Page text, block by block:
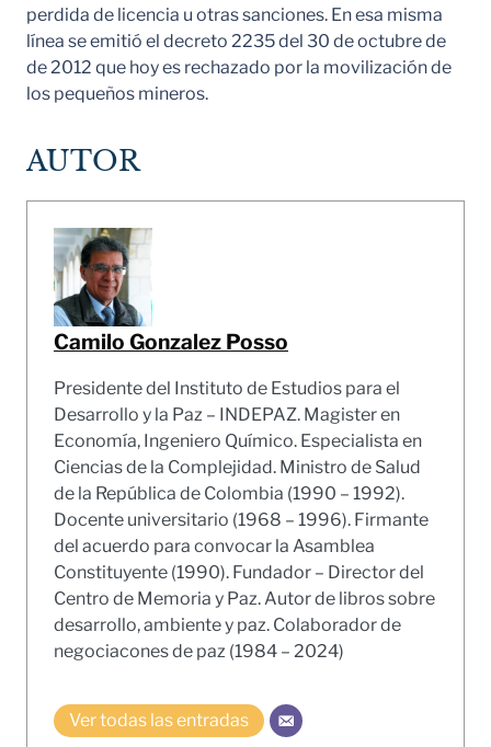
perdida de licencia u otras sanciones. En esa misma
línea se emitió el decreto 2235 del 30 de octubre de
de 2012 que hoy es rechazado por la movilización de
los pequeños mineros.
AUTOR
Camilo Gonzalez Posso
Presidente del Instituto de Estudios para el
Desarrollo y la Paz – INDEPAZ. Magister en
Economía, Ingeniero Químico. Especialista en
Ciencias de la Complejidad. Ministro de Salud
de la República de Colombia (1990 – 1992).
Docente universitario (1968 – 1996). Firmante
del acuerdo para convocar la Asamblea
Constituyente (1990). Fundador – Director del
Centro de Memoria y Paz. Autor de libros sobre
desarrollo, ambiente y paz. Colaborador de
negociacones de paz (1984 – 2024)
Ver todas las entradas